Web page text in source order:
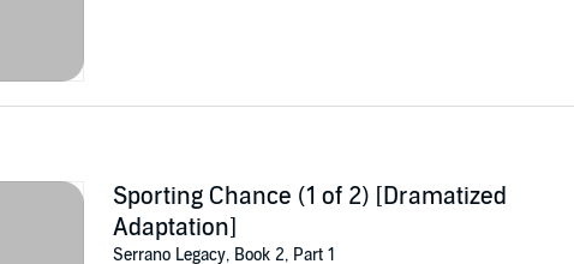
Sporting Chance (1 of 2) [Dramatized
Adaptation]
Serrano Legacy, Book 2, Part 1